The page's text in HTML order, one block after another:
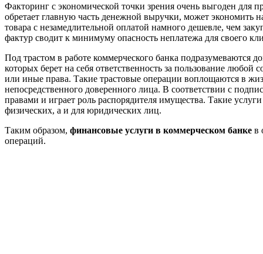
Факторинг с экономической точки зрения очень выгоден для
обретает главную часть денежной выручки, может экономить
товара с незамедлительной оплатой намного дешевле, чем
фактур сводит к минимуму опасность неплатежа для своего
Под трастом в работе коммерческого банка подразумеваются
которых берет на себя ответственность за пользование
или иные права. Такие трастовые операции воплощаются в
непосредственного доверенного лица. В соответствии с
правами и играет роль распорядителя имущества. Такие
физических, а и для юридических лиц.
Таким образом, финансовые услуги в коммерческом банке в
операций.